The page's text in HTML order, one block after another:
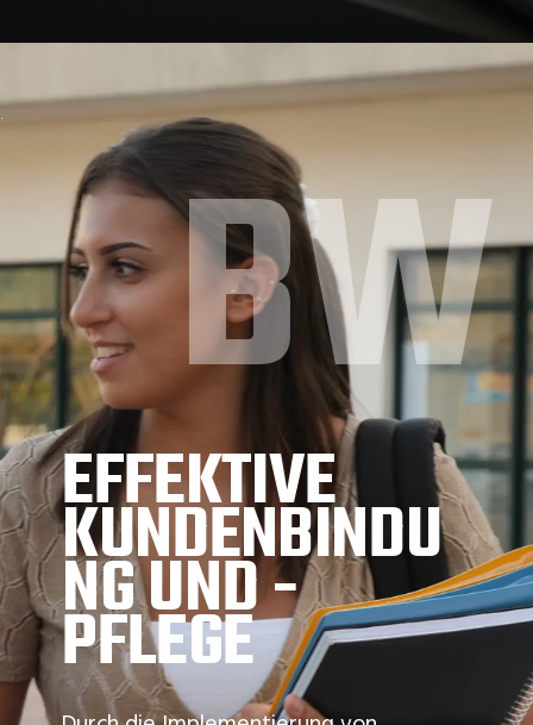
BW
EFFEKTIVE
KUNDENBINDU
NG UND -
PFLEGE